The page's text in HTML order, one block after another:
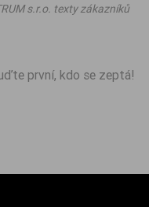
s.r.o. texty zákazníků
první, kdo se zeptá!